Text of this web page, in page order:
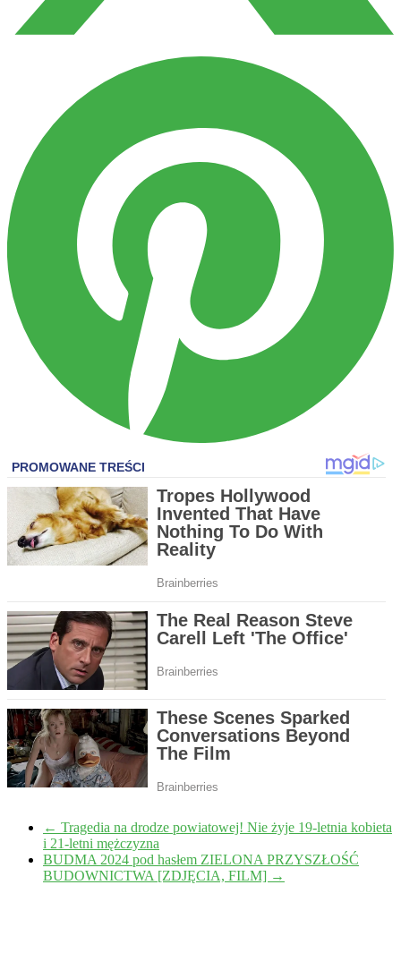
← Tragedia na drodze powiatowej! Nie żyje 19-letnia kobieta
i 21-letni mężczyzna
BUDMA 2024 pod hasłem ZIELONA PRZYSZŁOŚĆ
BUDOWNICTWA [ZDJĘCIA, FILM] →